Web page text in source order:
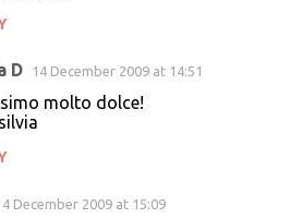
D 14 December 2009 at 14:51
molto dolce!
December 2009 at 15:09